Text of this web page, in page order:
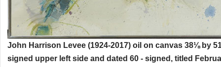
John Harrison Levee (1924-2017) oil on canvas 38⅛ by
signed upper left side and dated 60 - signed, titled